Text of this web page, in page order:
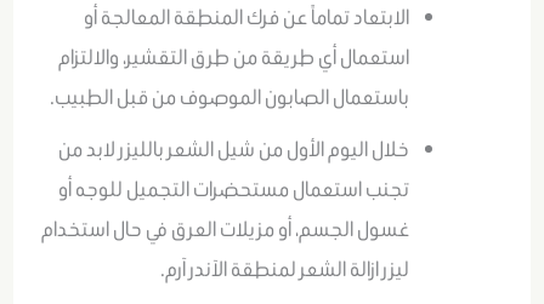
الابتعاد تماماً عن فرك المنطقة المعالجة أو
استعمال أي طريقة من طرق التقشير، والالتزام
باستعمال الصابون الموصوف من قبل الطبيب.
خلال اليوم الأول من شيل الشعر بالليزر لابد من
تجنب استعمال مستحضرات التجميل للوجه أو
غسول الجسم، أو مزيلات العرق في حال استخدام
ليزر ازالة الشعر لمنطقة الآندر آرم.